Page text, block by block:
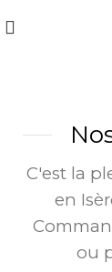
C'est la
en
ou